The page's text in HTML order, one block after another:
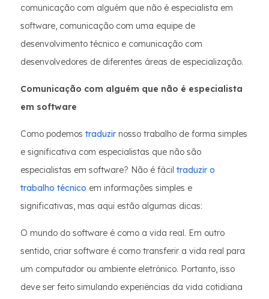
comunicação com alguém que não é especialista em
software, comunicação com uma equipe de
desenvolvimento técnico e comunicação com
desenvolvedores de diferentes áreas de especialização.
Comunicação com alguém que não é especialista
em software
Como podemos traduzir nosso trabalho de forma simples
e significativa com especialistas que não são
especialistas em software? Não é fácil traduzir o
trabalho técnico em informações simples e
significativas, mas aqui estão algumas dicas:
O mundo do software é como a vida real. Em outro
sentido, criar software é como transferir a vida real para
um computador ou ambiente eletrônico. Portanto, isso
deve ser feito simulando experiências da vida cotidiana